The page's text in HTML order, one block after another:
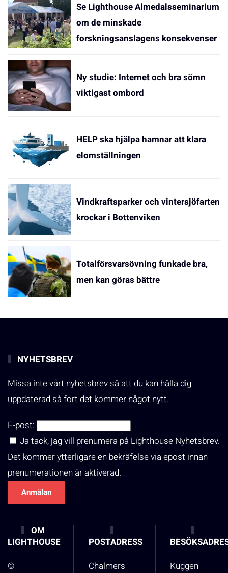
Se Lighthouse Almedalsseminarium
om de minskade
forskningsanslagens konsekvenser
Ny studie: Internet och bra sömn
viktigast ombord
HELP ska hjälpa hamnar att klara
elomställningen
Vindkraftsparker och vintersjöfarten
krockar i Bottenviken
Totalförsvarsövning funkade bra,
men kan göras bättre
NYHETSBREV
Missa inte vårt nyhetsbrev så att du kan hålla dig
uppdaterad så fort det kommer något nytt.
E-post:
Ja tack, jag vill prenumera på Lighthouse Nyhetsbrev.
Det kommer ytterligare en bekräfelse via epost innan
prenumerationen är aktiverad.
OM
LIGHTHOUSE
©
POSTADRESS
Chalmers
Kuggen